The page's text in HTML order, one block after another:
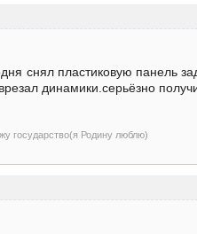
снял пластиковую панель
динамики.серьёзно
государство(я Родину люблю)